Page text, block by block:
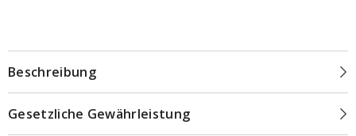
Beschreibung
Gesetzliche Gewährleistung